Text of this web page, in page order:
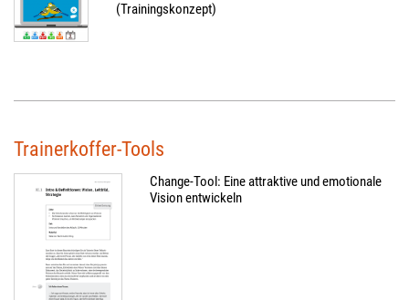
(Trainingskonzept)
Trainerkoffer-Tools
Change-Tool: Eine attraktive und emotionale
Vision entwickeln